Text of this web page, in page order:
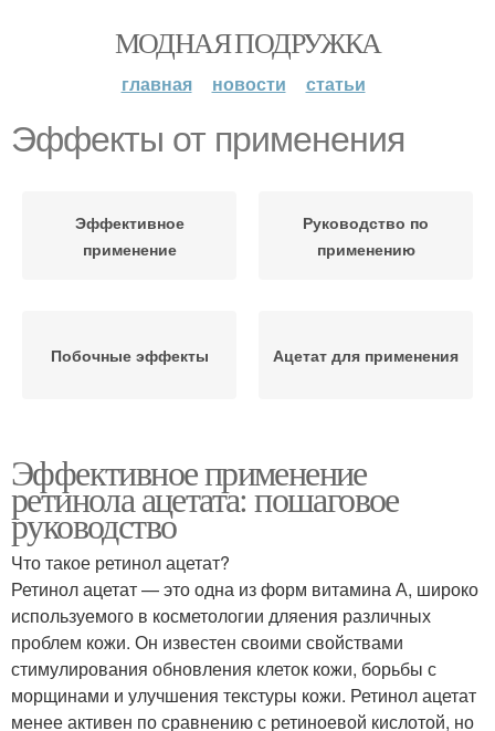
МОДНАЯ ПОДРУЖКА
главная новости статьи
Эффекты от применения
Эффективное
применение
Руководство по
применению
Побочные эффекты Ацетат для применения
Эффективное применение
ретинола ацетата: пошаговое
руководство
Что такое ретинол ацетат?
Ретинол ацетат — это одна из форм витамина А, широко
используемого в косметологии дляения различных
проблем кожи. Он известен своими свойствами
стимулирования обновления клеток кожи, борьбы с
морщинами и улучшения текстуры кожи. Ретинол ацетат
менее активен по сравнению с ретиноевой кислотой, но